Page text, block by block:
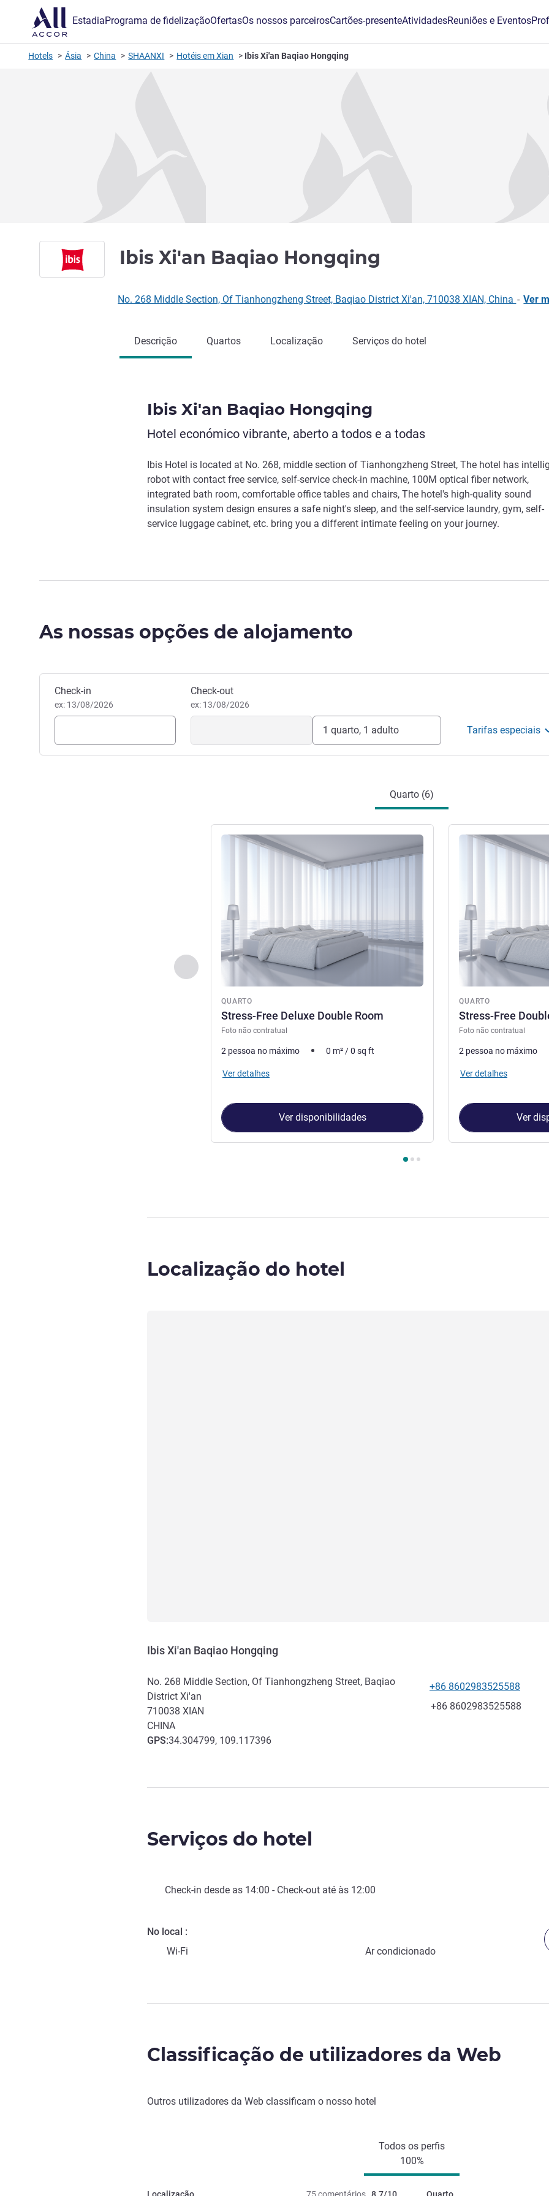
EstadiaPrograma de fidelizaçãoOfertasOs nossos parceirosCartões-presenteAtividadesReuniões e Eventos
Hotels Ásia China SHAANXI Hotéis em Xian Ibis Xi'an Baqiao Hongqing
Ibis Xi'an Baqiao Hongqing
No. 268 Middle Section, Of Tianhongzheng Street, Baqiao District Xi'an, 710038 XIAN, China - Ver
Descrição Quartos Localização Serviços do hotel
Ibis Xi'an Baqiao Hongqing
Hotel económico vibrante, aberto a todos e a todas
Ibis Hotel is located at No. 268, middle section of Tianhongzheng Street, The hotel has
robot with contact free service, self-service check-in machine, 100M optical fiber network,
integrated bath room, comfortable office tables and chairs, The hotel's high-quality sound
insulation system design ensures a safe night's sleep, and the self-service laundry, gym, self-
service luggage cabinet, etc. bring you a different intimate feeling on your journey.
As nossas opções de alojamento
Reservar este hotel
Check-in
ex: 13/08/2026
Check-out
ex: 13/08/2026
1 quarto, 1 adulto Tarifas especiais
Quarto (6)
Anterior - Quarto
QUARTO
Stress-Free Deluxe Double Room
Foto não contratual
Ver detalhes
2 pessoa no máximo 0 m² /0 sq ft
Ver detalhes
Ver disponibilidades
QUARTO
Stress-Free
Foto não contratual
Ver detalhes
2 pessoa no máximo
Ver detalhes
Ver
Localização do hotel
Ibis Xi'an Baqiao Hongqing
No. 268 Middle Section, Of Tianhongzheng Street, Baqiao
District Xi'an
710038 XIAN
CHINA
GPS:34.304799, 109.117396
Telefone
+86 8602983525588
Fax
+86 8602983525588
Serviços do hotel
Check-in desde as 14:00 - Check-out até às 12:00
No local
Wi-Fi
Ar condicionado
Classificação de utilizadores da Web
Outros utilizadores da Web classificam o nosso hotel
Todos os perfis
100%